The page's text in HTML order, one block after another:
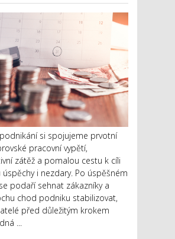
si spojujeme prvotní
pracovní vypětí,
zátěž a pomalou cestu k cíli
i nezdary. Po úspěšném
podaří sehnat zákazníky a
chod podniku stabilizovat,
před důležitým krokem
...